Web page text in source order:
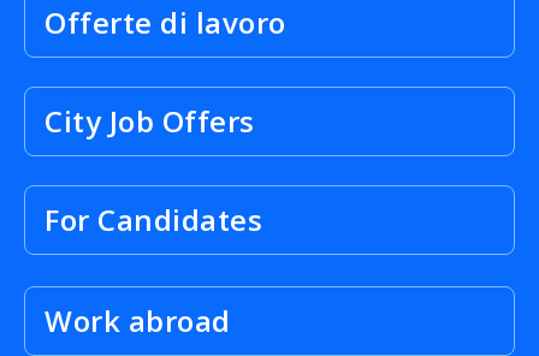
Offerte di lavoro
City Job Offers
For Candidates
Work abroad